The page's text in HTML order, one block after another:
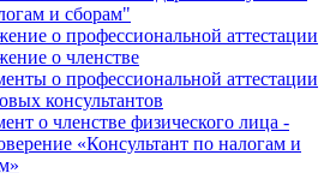
и сборам"
о профессиональной аттестации
о членстве
о профессиональной аттестации
консультантов
о членстве физического лица -
«Консультант по налогам и